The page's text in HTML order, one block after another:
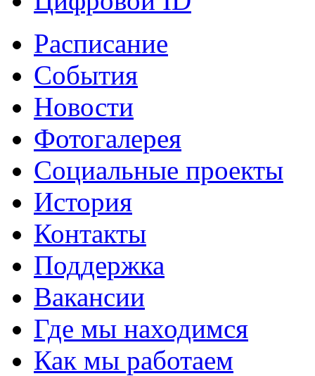
Расписание
События
Новости
Фотогалерея
Социальные проекты
История
Контакты
Поддержка
Вакансии
Где мы находимся
Как мы работаем